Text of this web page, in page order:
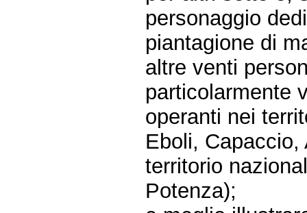
personaggio
piantagione di
altre venti
particolarmente
operanti nei
Eboli,
territorio
Potenza);